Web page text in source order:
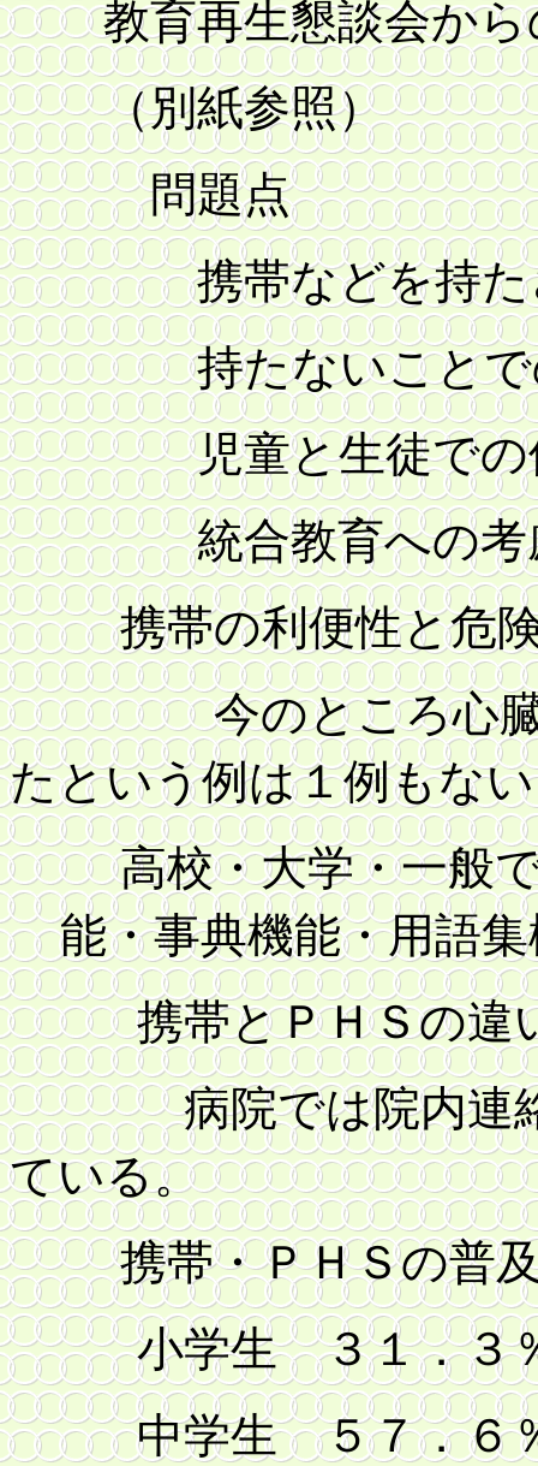
教育再生懇談会から
（別紙参照）
問題点
携帯などを持たさ
持たないことでの
児童と生徒での使
統合教育への考
携帯の利便性と危
今のところ心臓病
たという例は１例もな
高校・大学・一般で
能・事典機能・用語
携帯とＰＨＳの違
病院では院内連絡
ている。
携帯・ＰＨＳの普及
小学生 ３１．
中学生 ５７．６